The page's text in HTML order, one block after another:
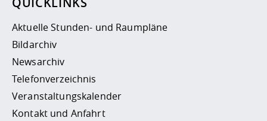
Aktuelle Stunden- und Raumpläne
Bildarchiv
Newsarchiv
Telefonverzeichnis
Veranstaltungskalender
Kontakt und Anfahrt